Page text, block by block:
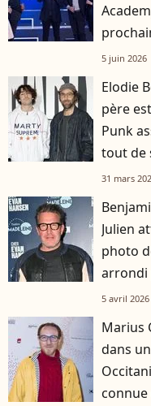
5 juin 2026
Elodie
père
Punk
tout de
31 mars
Julien
photo
arrondi
5 avril 2026
Marius
dans